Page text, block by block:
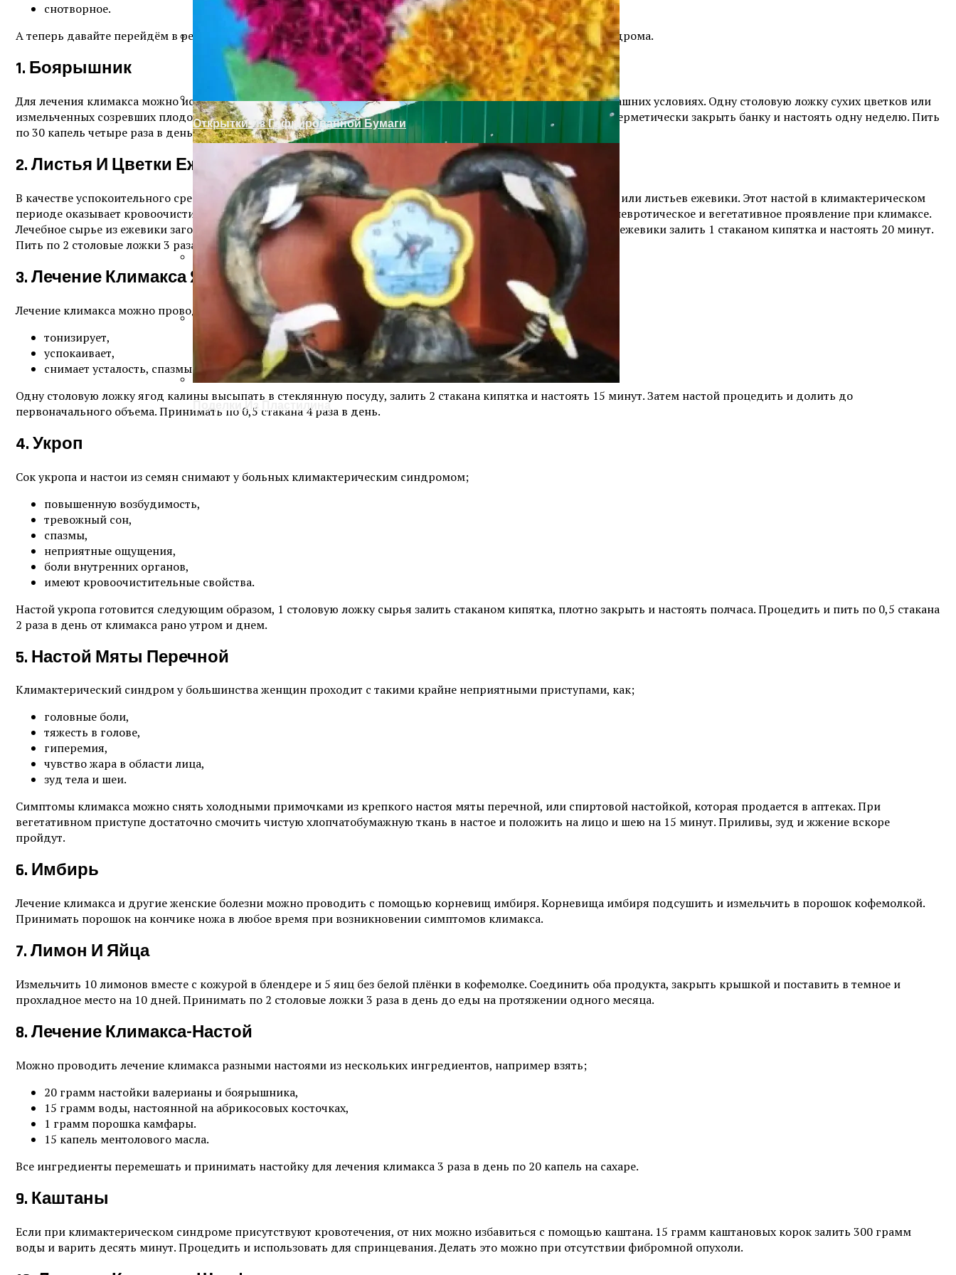
Древнеегипетская Магия — Секретные Знания Предков
Строительство Бани Из Бревна
Металлический Забор Из Профнастила
Открытки Из Гофрированной Бумаги
Поделки Из Пластилина
снотворное.
А теперь давайте перейдём в рецептам народной медицины, которые избавляют от климактерического синдрома.
1. Боярышник
Для лечения климакса можно использовать аптечную настойку боярышника, но лучше приготовить её в домашних условиях. Одну столовую ложку сухих цветков или
измельченных созревших плодов боярышника залить стаканом крепкой водки или медицинским спиртом. Герметически закрыть банку и настоять одну неделю. Пить
по 30 капель четыре раза в день.
2. Листья И Цветки Ежевики
В качестве успокоительного средства от климакса назначают настой и отвар в пропорции 1:10 сухих цветков или листьев ежевики. Этот настой в климактерическом
периоде оказывает кровоочистительное и обезболивающее действие. А также нормализует функционально-невротическое и вегетативное проявление при климаксе.
Лечебное сырье из ежевики заготавливают во время цветения растения. 1 столовую ложку цветков и листьев ежевики залить 1 стаканом кипятка и настоять 20 минут.
Пить по 2 столовые ложки 3 раза в день.
3. Лечение Климакса Ягодами Красной Калины
Лечение климакса можно проводить настоем ягод красной калины который обладает таким действиями;
тонизирует,
успокаивает,
снимает усталость, спазмы сосудов и неприятные ощущения.
Одну столовую ложку ягод калины высыпать в стеклянную посуду, залить 2 стакана кипятка и настоять 15 минут. Затем настой процедить и долить до
первоначального объема. Принимать по 0,5 стакана 4 раза в день.
4. Укроп
Сок укропа и настои из семян снимают у больных климактерическим синдромом;
повышенную возбудимость,
тревожный сон,
спазмы,
неприятные ощущения,
боли внутренних органов,
имеют кровоочистительные свойства.
Настой укропа готовится следующим образом, 1 столовую ложку сырья залить стаканом кипятка, плотно закрыть и настоять полчаса. Процедить и пить по 0,5 стакана
2 раза в день от климакса рано утром и днем.
5. Настой Мяты Перечной
Климактерический синдром у большинства женщин проходит с такими крайне неприятными приступами, как;
головные боли,
тяжесть в голове,
гиперемия,
чувство жара в области лица,
зуд тела и шеи.
Симптомы климакса можно снять холодными примочками из крепкого настоя мяты перечной, или спиртовой настойкой, которая продается в аптеках. При
вегетативном приступе достаточно смочить чистую хлопчатобумажную ткань в настое и положить на лицо и шею на 15 минут. Приливы, зуд и жжение вскоре
пройдут.
6. Имбирь
Лечение климакса и другие женские болезни можно проводить с помощью корневищ имбиря. Корневища имбиря подсушить и измельчить в порошок кофемолкой.
Принимать порошок на кончике ножа в любое время при возникновении симптомов климакса.
7. Лимон И Яйца
Измельчить 10 лимонов вместе с кожурой в блендере и 5 яиц без белой плёнки в кофемолке. Соединить оба продукта, закрыть крышкой и поставить в темное и
прохладное место на 10 дней. Принимать по 2 столовые ложки 3 раза в день до еды на протяжении одного месяца.
8. Лечение Климакса-Настой
Можно проводить лечение климакса разными настоями из нескольких ингредиентов, например взять;
20 грамм настойки валерианы и боярышника,
15 грамм воды, настоянной на абрикосовых косточках,
1 грамм порошка камфары.
15 капель ментолового масла.
Все ингредиенты перемешать и принимать настойку для лечения климакса 3 раза в день по 20 капель на сахаре.
9. Каштаны
Если при климактерическом синдроме присутствуют кровотечения, от них можно избавиться с помощью каштана. 15 грамм каштановых корок залить 300 грамм
воды и варить десять минут. Процедить и использовать для спринцевания. Делать это можно при отсутствии фибромной опухоли.